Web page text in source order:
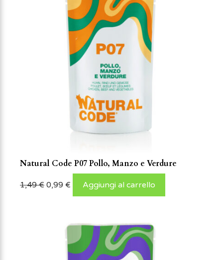
Natural Code P07 Pollo, Manzo e Verdure
1,49€ 0,99 € Aggiungi al carrello